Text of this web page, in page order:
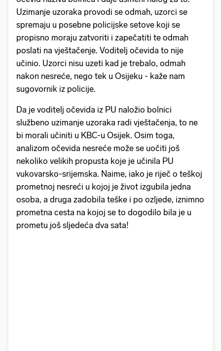
Uzimanje uzoraka provodi se odmah, uzorci se
spremaju u posebne policijske setove koji se
propisno moraju zatvoriti i zapečatiti te odmah
poslati na vještačenje. Voditelj očevida to nije
učinio. Uzorci nisu uzeti kad je trebalo, odmah
nakon nesreće, nego tek u Osijeku - kaže nam
sugovornik iz policije.
Da je voditelj očevida iz PU naložio bolnici
službeno uzimanje uzoraka radi vještačenja, to ne
bi morali učiniti u KBC-u Osijek. Osim toga,
analizom očevida nesreće može se uočiti još
nekoliko velikih propusta koje je učinila PU
vukovarsko-srijemska. Naime, iako je riječ o teškoj
prometnoj nesreći u kojoj je život izgubila jedna
osoba, a druga zadobila teške i po ozljede, iznimno
prometna cesta na kojoj se to dogodilo bila je u
prometu još sljedeća dva sata!